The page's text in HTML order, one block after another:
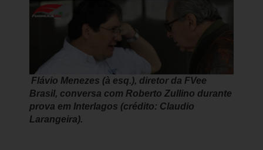
Flávio Menezes (à esq.), diretor da FVee
Brasil, conversa com Roberto Zullino durante
prova em Interlagos (crédito: Claudio
Larangeira).